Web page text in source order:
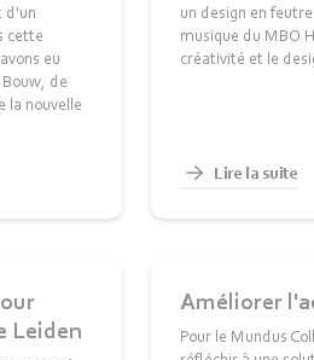
d'un
cette
eu
de
la nouvelle
un design en
musique du MBO
créativité et le
Lire la suite
Leiden
Améliorer
Pour le Mundus